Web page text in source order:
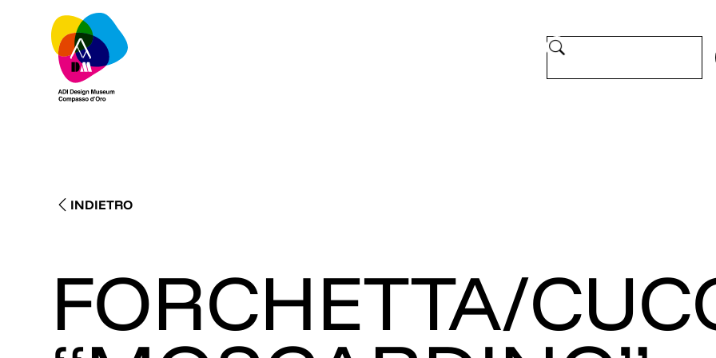
SITE.CERCA.LABEL [IT-IT]
INDIETRO
FORCHETTA/